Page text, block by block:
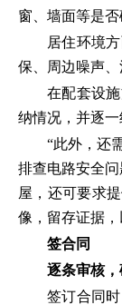
窗、墙面等是否
居住环境
保、周边噪声、
在配套设
纳情况，并逐一
“此外，还
排查电路安全
屋，还可要求
像，留存证据，
签合同
逐条审核
签订合同